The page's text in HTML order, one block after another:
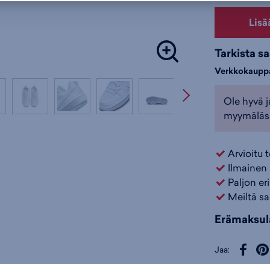
Tarkista
Ole hyvä
Arvioitu
Ilmainen
Paljon
Meiltä
Jaa: